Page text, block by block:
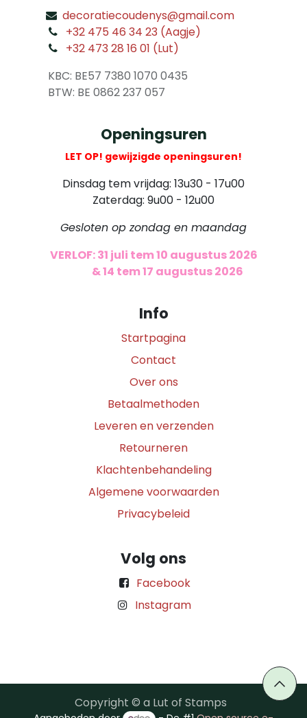
decoratiecoudenys@gmail.com
+32 475 46 34 23 (Aagje)
+32 473 28 16 01 (Lut)
KBC: BE57 7380 1070 0435
​ BTW: BE 0862 237 057
Openingsuren
LET OP! gewijzigde openingsuren!
Dinsdag tem vrijdag: 13u30 - 17u00
Zaterdag: 9u00 - 12u00
Gesloten op zondag en maandag
VERLOF: 31 juli tem 10 augustus 2026
& 14 tem 17 augustus 2026
Info
Startpagina
Contact
Over ons
Betaalmethoden
Leveren en verzenden
Retourneren
Klachtenbehandeling
Algemene voorwaarden
Privacybeleid
Volg ons
Facebook
Instagram
Copyright © a Lut of Stamps